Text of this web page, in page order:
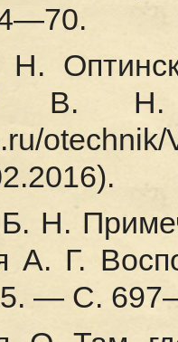
Н.
/ В. Н.
Н.
А. Г.
— С.